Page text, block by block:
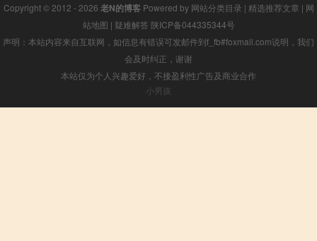
Copyright © 2012 - 2026 老N的博客Powered by 网站分类目录 | 精选推荐文章 | 网
站地图 | 疑难解答 陕ICP备044335344号
声明：本站内容来自互联网，如信息有错误可发邮件到f_fb#foxmail.com说明，我们
会及时纠正，谢谢
本站仅为个人兴趣爱好，不接盈利性广告及商业合作
小男孩